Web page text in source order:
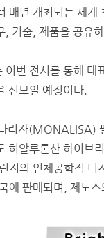
매년 개최되는 세계
, 기술, 제품을 공유
이번 전시를 통해
선보일 예정이다.
리자(MONALISA)
히알루론산 하이브
지의 인체공학적 디
에 판매되며, 제노